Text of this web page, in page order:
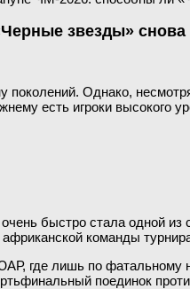
звезды» снова
Однако,
есть игроки
быстро стала
команды
где лишь по фатальному
поединок